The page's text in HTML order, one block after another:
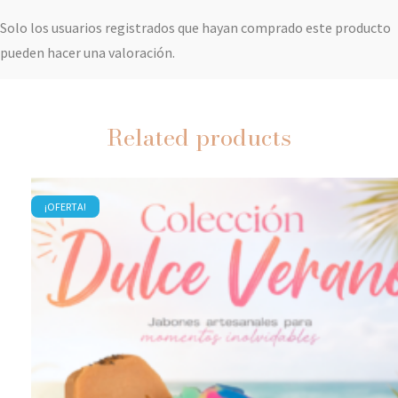
Solo los usuarios registrados que hayan comprado este producto
pueden hacer una valoración.
Related products
¡OFERTA!